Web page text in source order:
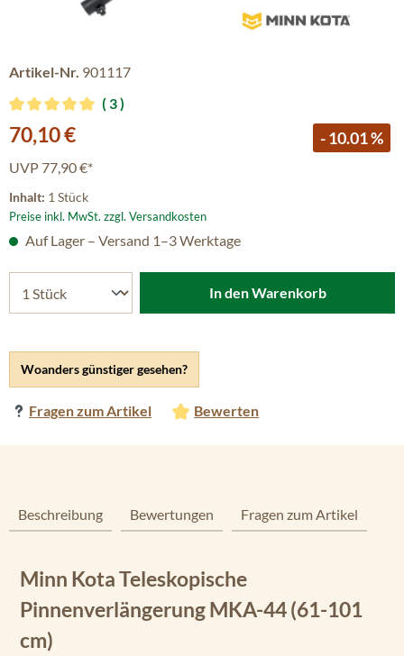
Artikel-Nr. 901117
Durchschnittliche Bewertung von 5 von 5 Sternen
3
Verkaufspreis:
70,10 € - 10.01 %
UVP 77,90 €*
Inhalt: 1 Stück
Preise inkl. MwSt. zzgl. Versandkosten
Woanders günstiger gesehen?
Fragen zum Artikel Bewerten
Auf Lager – Versand 1–3 Werktage
In den Warenkorb
Beschreibung Bewertungen Fragen zum Artikel
Minn Kota Teleskopische
Pinnenverlängerung MKA-44 (61-101
cm)